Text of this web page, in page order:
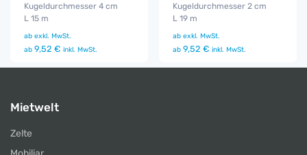
Kugeldurchmesser 4 cm
L 15 m
ab exkl. MwSt.
ab 9,52 € inkl. MwSt.
Kugeldurchmesser 2 cm
L 19 m
ab exkl. MwSt.
ab 9,52 € inkl. MwSt.
Mietwelt
Zelte